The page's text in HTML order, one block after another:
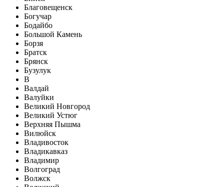
Благовещенск
Богучар
Бодайбо
Большой Камень
Борзя
Братск
Брянск
Бузулук
В
Валдай
Валуйки
Великий Новгород
Великий Устюг
Верхняя Пышма
Вилюйск
Владивосток
Владикавказ
Владимир
Волгоград
Волжск